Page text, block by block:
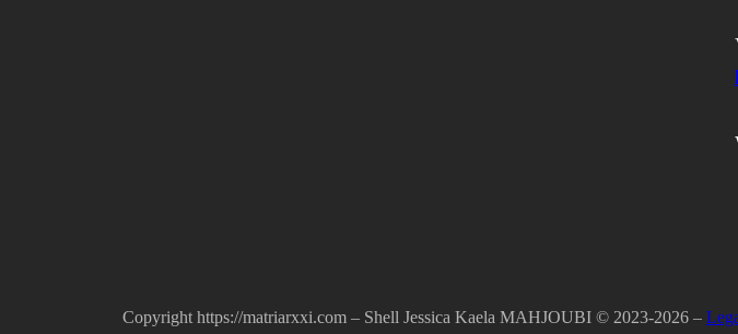
Copyright https://matriarxxi.com – Shell Jessica Kaela MAHJOUBI ©️ 2023-2026 –